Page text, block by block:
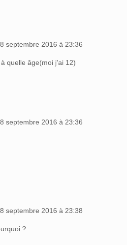
septembre 2016 à 23:36
quelle âge(moi j'ai 12)
septembre 2016 à 23:36
septembre 2016 à 23:38
?